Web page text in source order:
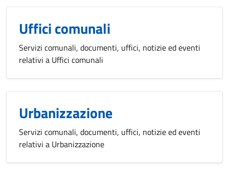
Uffici comunali
Servizi comunali, documenti, uffici, notizie ed eventi
relativi a Uffici comunali
Urbanizzazione
Servizi comunali, documenti, uffici, notizie ed eventi
relativi a Urbanizzazione